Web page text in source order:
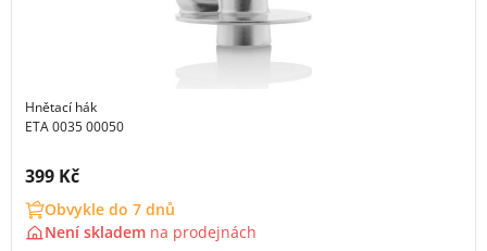
Hnětací hák
ETA 0035 00050
Cena s DPH:
399 Kč
Obvykle do 7 dnů
Není skladem na prodejnách